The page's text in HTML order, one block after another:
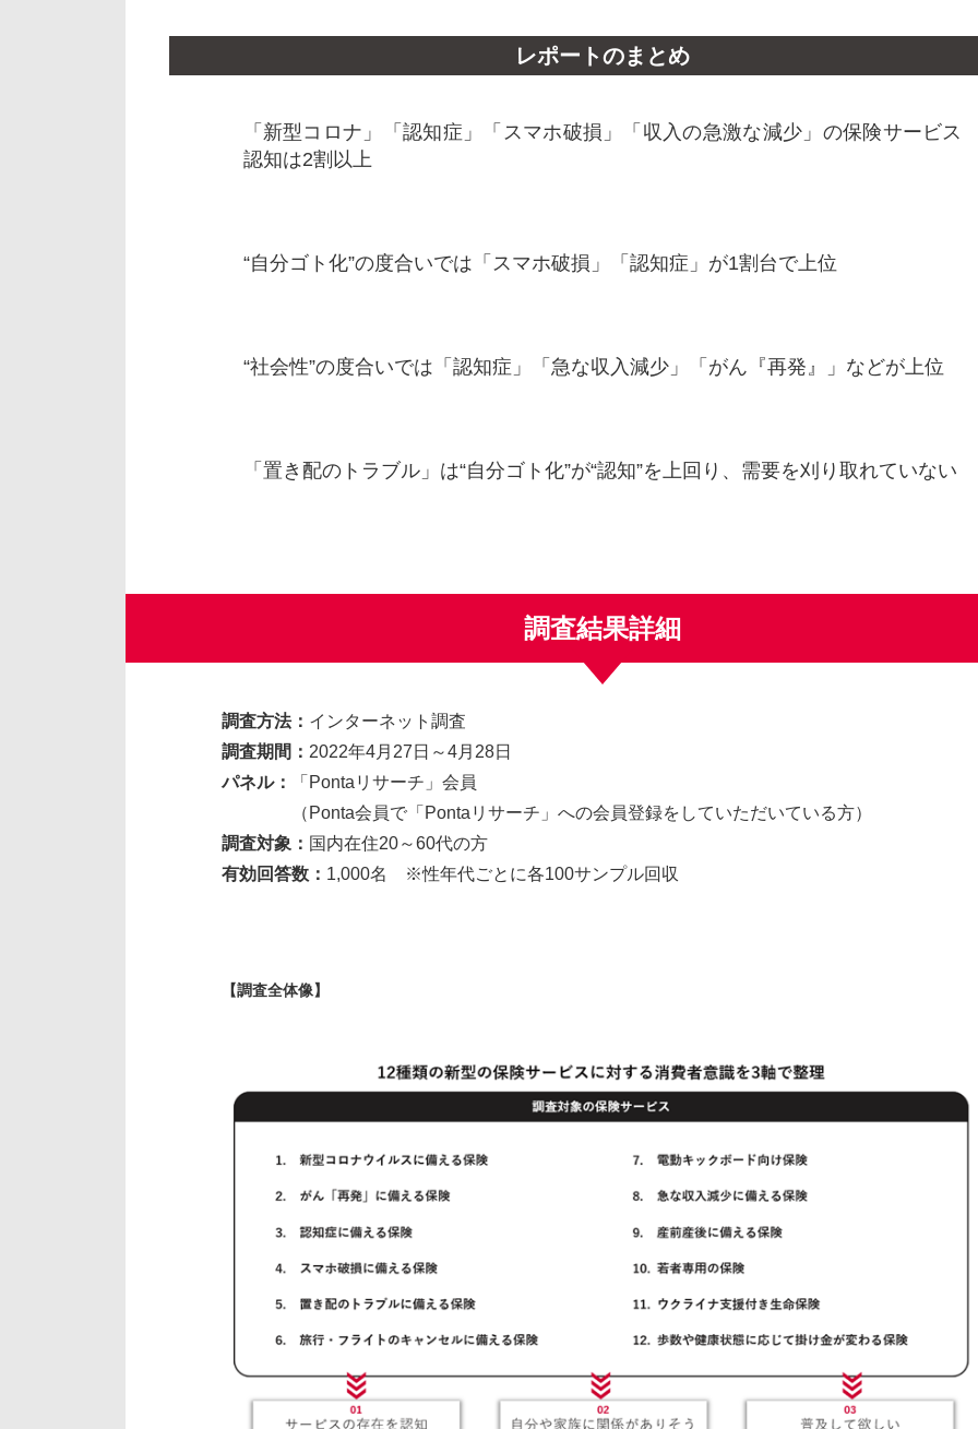
レポートのまとめ
「新型コロナ」「認知症」「スマホ破損」「収入の急激な減少」の保険サービス
認知は2割以上
“自分ゴト化”の度合いでは「スマホ破損」「認知症」が1割台で上位
“社会性”の度合いでは「認知症」「急な収入減少」「がん『再発』」などが上位
「置き配のトラブル」は“自分ゴト化”が“認知”を上回り、需要を刈り取れていない
調査結果詳細
調査方法： インターネット調査
調査期間： 2022年4月27日～4月28日
パネル：
「Pontaリサーチ」会員
（Ponta会員で「Pontaリサーチ」への会員登録をしていただいている方）
調査対象： 国内在住20～60代の方
有効回答数： 1,000名 ※性年代ごとに各100サンプル回収
【調査全体像】